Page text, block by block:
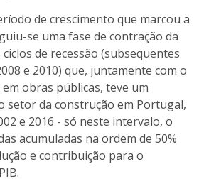
de crescimento que marcou a
se uma fase de contração da
de recessão (subsequentes
e 2010) que, juntamente com o
obras públicas, teve um
setor da construção em Portugal,
e 2016 - só neste intervalo, o
acumuladas na ordem de 50%
e contribuição para o